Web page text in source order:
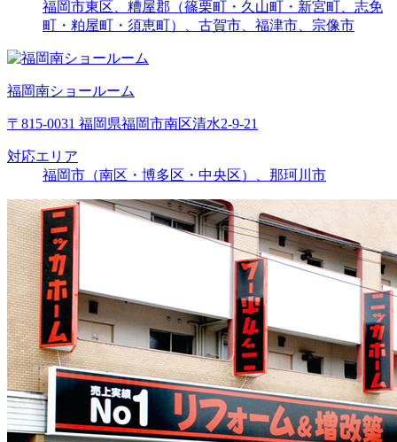
福岡市東区、糟屋郡（篠栗町・久山町・新宮町、志免
町・粕屋町・須恵町）、古賀市、福津市、宗像市
福岡南ショールーム
〒815-0031 福岡県福岡市南区清水2-9-21
対応エリア
福岡市（南区・博多区・中央区）、那珂川市